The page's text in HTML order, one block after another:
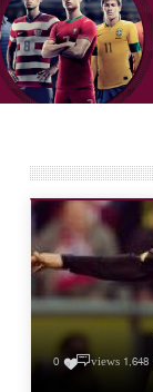
1,648 views
0 ۰